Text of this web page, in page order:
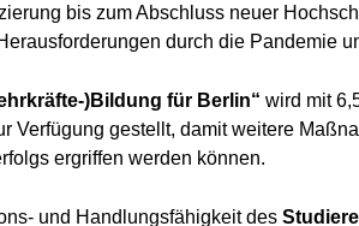
bis zum Abschluss neuer
durch die Pandemie
)Bildung für Berlin“ wird mit
Verfügung gestellt, damit weitere
ergriffen werden können.
und Handlungsfähigkeit des